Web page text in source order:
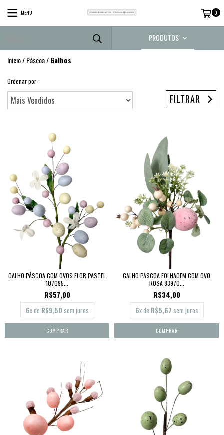
MENU 0
PRODUTOS
Início/Páscoa/Galhos
Ordenar por:
FILTRAR
GALHO PÁSCOA COM OVOS FLOR PASTEL
107095...
R$57,00
6x de R$9,50 sem juros
GALHO PÁSCOA FOLHAGEM COM OVO
ROSA 83970...
R$34,00
6x de R$5,67 sem juros